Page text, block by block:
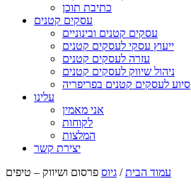
כתיבת תוכן
עסקים קטנים
עסקים קטנים ובינוניים
ייעוץ עסקי לעסקים קטנים
עזרה לעסקים קטנים
ניהול שיווק לעסקים קטנים
סיוע לעסקים קטנים בפריפריה
עלינו
אני מאמין
לקוחות
המלצות
יצירת קשר
עמוד הבית/ גיוס פרסום ושיווק – טיפים